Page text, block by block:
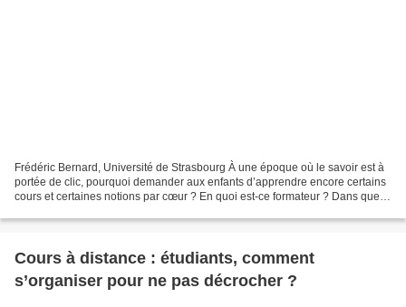
Frédéric Bernard, Université de Strasbourg À une époque où le savoir est à
portée de clic, pourquoi demander aux enfants d’apprendre encore certains
cours et certaines notions par cœur ? En quoi est-ce formateur ? Dans quelle
Cours à distance : étudiants, comment
s’organiser pour ne pas décrocher ?